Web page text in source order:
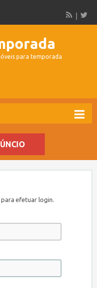
para temporada
efetuar login.